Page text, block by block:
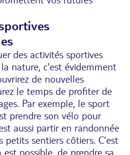
des activités sportives
nature, c’est évidemment
de nouvelles
le temps de profiter de
Par exemple, le sport
prendre son vélo pour
aussi partir en randonnée
sentiers côtiers. C’est
possible, de prendre sa